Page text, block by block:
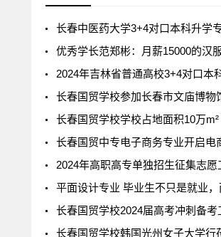
长春中医药大学3+4对口本科升学专业介
优秀学长范郑彬：月薪15000的汉服摄影师
2024年吉林省普通高校3+4对口本科专科招生录取工作安
长春国贸学校参加长春市文庙博物馆甲辰年传统文化主题社教
长春国贸学校学校占地面积10万m²
长春国贸中专电子商务专业开启电商“薪”
2024年高职高专单独招生征集志愿工作的通
平面设计专业 毕业生不只是就业，而是择优
长春国贸学校2024届高考冲刺备考工作推进
长春国贸学校韩国光州女子大学行莅临我校参观